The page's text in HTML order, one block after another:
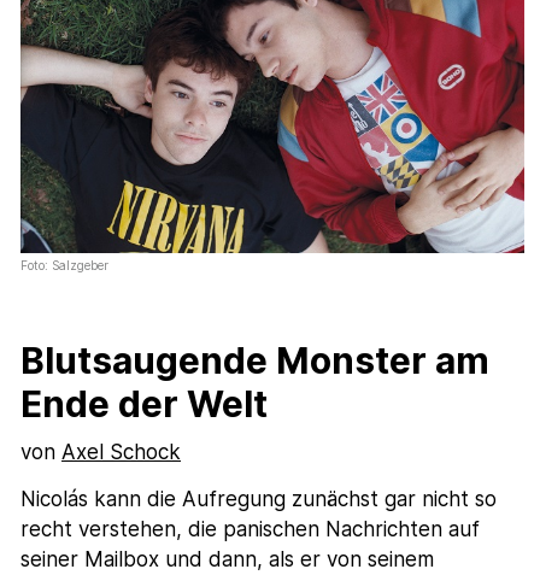
Foto: Salzgeber
Blutsaugende Monster am
Ende der Welt
vonAxel Schock
Nicolás kann die Aufregung zunächst gar nicht so
recht verstehen, die panischen Nachrichten auf
seiner Mailbox und dann, als er von seinem